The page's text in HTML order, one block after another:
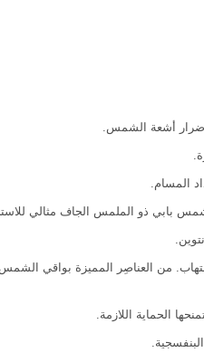
أشعة الشمس.
المسام.
الحماية اللازمة.